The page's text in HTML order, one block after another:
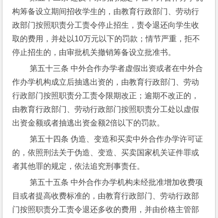
构筹备设立期间招收学生的，由教育行政部门、劳动行
政部门按照职责分工责令停止招生，责令退还向学生收
取的费用，并处以10万元以下的罚款；情节严重，拒不
停止招生的，由审批机关撤销筹备设立批准书。
第五十三条 中外合作办学者虚假出资或者在中外合
作办学机构成立后抽逃出资的，由教育行政部门、劳动
行政部门按照职责分工责令限期改正；逾期不改正的，
由教育行政部门、劳动行政部门按照职责分工处以虚假
出资金额或者抽逃出资金额2倍以下的罚款。
第五十四条 伪造、变造和买卖中外合作办学许可证
的，依照刑法关于伪造、变造、买卖国家机关证件罪或
者其他罪的规定，依法追究刑事责任。
第五十五条 中外合作办学机构未经批准增加收费项
目或者提高收费标准的，由教育行政部门、劳动行政部
门按照职责分工责令退还多收的费用，并由价格主管部